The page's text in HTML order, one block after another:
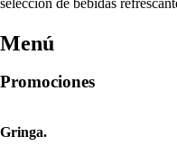
Menú
Promociones
Gringa.